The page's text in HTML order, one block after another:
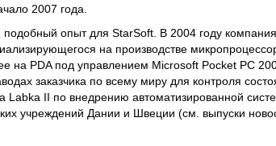
2007 года.
опыт для StarSoft. В 2004 году
на производстве
на PDA под управлением Microsoft Pocket PC
заказчика по всему миру для контроля
Labka II по внедрению автоматизированной
учреждений Дании и Швеции (см. выпуски